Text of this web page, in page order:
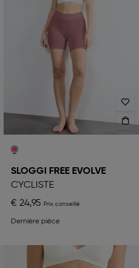
SLOGGI FREE EVOLVE
CYCLISTE
€ 24,95
Dernière pièce